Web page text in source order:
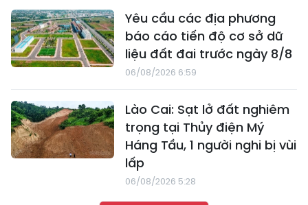
Yêu cầu các địa phương
báo cáo tiến độ cơ sở dữ
liệu đất đai trước ngày 8/8
06/08/2026 6:59
Lào Cai: Sạt lở đất nghiêm
trọng tại Thủy điện Mý
Háng Tầu, 1 người nghi bị vùi
lấp
06/08/2026 5:28